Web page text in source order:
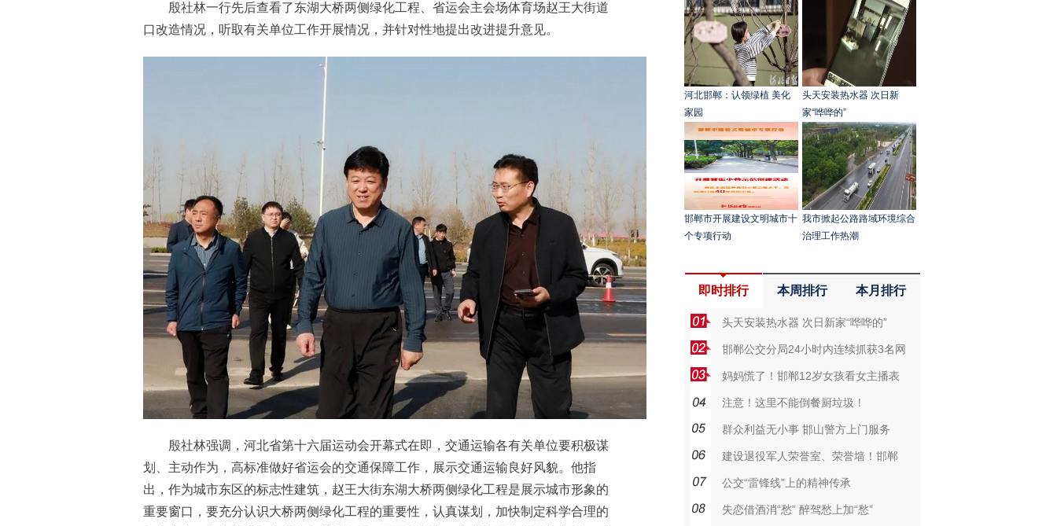
殷社林一行先后查看了东湖大桥两侧绿化工程、省运会主会场体育场赵王大街道
口改造情况，听取有关单位工作开展情况，并针对性地提出改进提升意见。
殷社林强调，河北省第十六届运动会开幕式在即，交通运输各有关单位要积极谋
划、主动作为，高标准做好省运会的交通保障工作，展示交通运输良好风貌。他指
出，作为城市东区的标志性建筑，赵王大街东湖大桥两侧绿化工程是展示城市形象的
重要窗口，要充分认识大桥两侧绿化工程的重要性，认真谋划，加快制定科学合理的
河北邯郸：认领绿植 美化
家园
头天安装热水器 次日新
家“哗哗的”
邯郸市开展建设文明城市十
个专项行动
我市掀起公路路域环境综合
治理工作热潮
即时排行 本周排行 本月排行
头天安装热水器 次日新家“哗哗的”
邯郸公交分局24小时内连续抓获3名网
妈妈慌了！邯郸12岁女孩看女主播表
注意！这里不能倒餐厨垃圾！
群众利益无小事 邯山警方上门服务
建设退役军人荣誉室、荣誉墙！邯郸
公交“雷锋线”上的精神传承
失恋借酒消“愁” 醉驾愁上加“愁”